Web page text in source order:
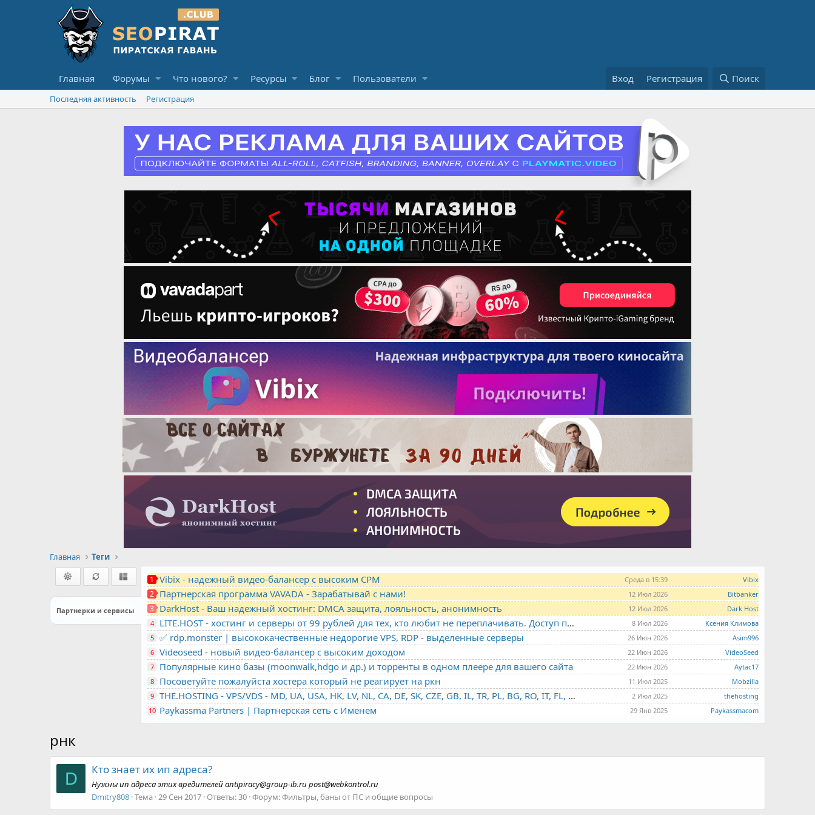
Главная Форумы Что нового? Ресурсы Блог Пользователи Вход Регистрация Поиск
Последняя активность Регистрация
Главная Теги
Партнерки и сервисы
1 Vibix - надежный видео-балансер с высоким CPM Среда в 15:39 Vibix
2 Партнерская программа VAVADA - Зарабатывай с нами! 12 Июл 2026 Bitbanker
3 DarkHost - Ваш надежный хостинг: DMCA защита, лояльность, анонимность 12 Июл 2026
Dark Host
4
LITE.HOST - хостинг и серверы от 99 рублей для тех, кто любит не переплачивать. Доступ по SSH, поддержка PHP, GIT, COMPOSER, сертификаты Let's Encrypt 8 Июл 2026
Ксения Климова
5
✅ rdp.monster | высококачественные недорогие VPS, RDP - выделенные серверы 26 Июн 2026
Asim996
6
Videoseed - новый видео-балансер с высоким доходом 22 Июн 2026
VideoSeed
7
Популярные кино базы (moonwalk,hdgo и др.) и торренты в одном плеере для вашего сайта 22 Июн 2026
Aytac17
8
Посоветуйте пожалуйста хостера который не реагирует на ркн 11 Июл 2025
Mobzilla
9
THE.HOSTING - VPS/VDS - MD, UA, USA, HK, LV, NL, CA, DE, SK, CZE, GB, IL, TR, PL, BG, RO, IT, FL, HU, PT. 2 Июл 2025
thehosting
10 Paykassma Partners | Партнерская сеть с Именем 29 Янв 2025 Paykassmacom
рнк
D Кто знает их ип адреса?
Нужны ип адреса этих вредителейantipiracy@group-ib.ru post@webkontrol.ru
Dmitry808 Тема 29 Сен 2017 Ответы: 30 Форум:Фильтры, баны от ПС и общие вопросы